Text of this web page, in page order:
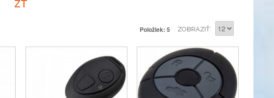
ZT
Položiek: 5 ZOBRAZIŤ